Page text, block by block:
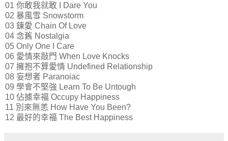
01 你敢我就敢 I Dare You
02 暴風雪 Snowstorm
03 鍊愛 Chain Of Love
04 念舊 Nostalgia
05 Only One I Care
06 愛情來敲門 When Love Knocks
07 擁抱不算愛情 Undefined Relationship
08 妄想者 Paranoiac
09 學會不堅強 Learn To Be Untough
10 佔據幸福 Occupy Happiness
11 別來無恙 How Have You Been?
12 最好的幸福 The Best Happiness